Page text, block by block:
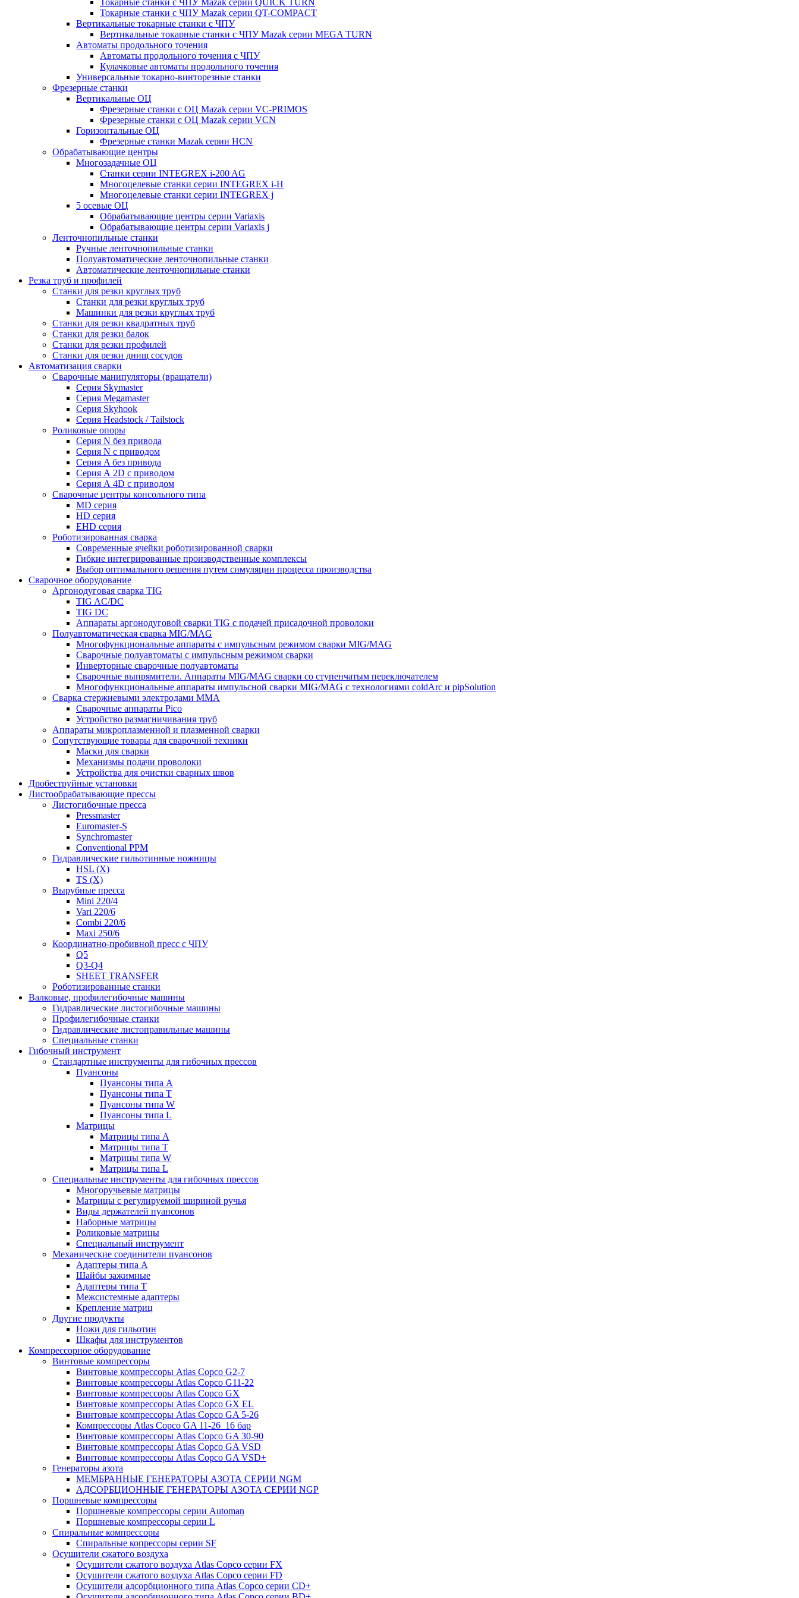
Токарные станки с ЧПУ Mazak серии QT-COMPACT
Вертикальные токарные станки с ЧПУ
Вертикальные токарные станки с ЧПУ Mazak серии MEGA TURN
Автоматы продольного точения
Автоматы продольного точения с ЧПУ
Кулачковые автоматы продольного точения
Универсальные токарно-винторезные станки
Фрезерные станки
Вертикальные ОЦ
Фрезерные станки с ОЦ Mazak серии VC-PRIMOS
Фрезерные станки с ОЦ Mazak серии VCN
Горизонтальные ОЦ
Фрезерные станки Mazak серии HCN
Обрабатывающие центры
Многозадачные ОЦ
Cтанки серии INTEGREX i-200 AG
Многоцелевые станки серии INTEGREX i-H
Многоцелевые станки серии INTEGREX j
5 осевые ОЦ
Обрабатывающие центры серии Variaxis
Обрабатывающие центры серии Variaxis j
Ленточнопильные станки
Ручные ленточнопильные станки
Полуавтоматические ленточнопильные станки
Автоматические ленточнопильные станки
Резка труб и профилей
Станки для резки круглых труб
Станки для резки круглых труб
Машинки для резки круглых труб
Станки для резки квадратных труб
Станки для резки балок
Станки для резки профилей
Станки для резки днищ сосудов
Автоматизация сварки
Сварочные манипуляторы (вращатели)
Серия Skymaster
Серия Megamaster
Серия Skyhook
Серия Headstock / Tailstock
Роликовые опоры
Серия N без привода
Серия N с приводом
Серия A без привода
Серия А 2D с приводом
Серия А 4D с приводом
Сварочные центры консольного типа
MD серия
HD серия
EHD серия
Роботизированная сварка
Современные ячейки роботизированной сварки
Гибкие интегрированные производственные комплексы
Выбор оптимального решения путем симуляции процесса производства
Сварочное оборудование
Аргонодуговая сварка TIG
TIG AC/DC
TIG DC
Аппараты аргонодуговой сварки TIG с подачей присадочной проволоки
Полуавтоматическая сварка MIG/MAG
Многофункциональные аппараты с импульсным режимом сварки MIG/MAG
Сварочные полуавтоматы с импульсным режимом сварки
Инверторные сварочные полуавтоматы
Сварочные выпрямители. Аппараты MIG/MAG сварки со ступенчатым переключателем
Многофункциональные аппараты импульсной сварки MIG/MAG с технологиями coldArc и pipSolution
Сварка стержневыми электродами MMA
Сварочные аппараты Pico
Устройство размагничивания труб
Аппараты микроплазменной и плазменной сварки
Сопутствующие товары для сварочной техники
Маски для сварки
Механизмы подачи проволоки
Устройства для очистки сварных швов
Дробеструйные установки
Листообрабатывающие прессы
Листогибочные пресса
Pressmaster
Euromaster-S
Synchromaster
Conventional PPM
Гидравлические гильотинные ножницы
HSL (X)
TS (X)
Вырубные пресса
Mini 220/4
Vari 220/6
Combi 220/6
Maxi 250/6
Координатно-пробивной пресс с ЧПУ
Q5
Q3-Q4
SHEET TRANSFER
Роботизированные станки
Валковые, профилегибочные машины
Гидравлические листогибочные машины
Профилегибочные станки
Гидравлические листоправильные машины
Специальные станки
Гибочный инструмент
Стандартные инструменты для гибочных прессов
Пуансоны
Пуансоны типа A
Пуансоны типа T
Пуансоны типа W
Пуансоны типа L
Матрицы
Матрицы типа A
Матрицы типа T
Матрицы типа W
Матрицы типа L
Специальные инструменты для гибочных прессов
Многоручьевые матрицы
Матрицы с регулируемой шириной ручья
Виды держателей пуансонов
Наборные матрицы
Роликовые матрицы
Специальный инструмент
Механические соединители пуансонов
Адаптеры типа A
Шайбы зажимные
Адаптеры типа T
Межсистемные адаптеры
Крепление матриц
Другие продукты
Ножи для гильотин
Шкафы для инструментов
Компрессорное оборудование
Винтовые компрессоры
Винтовые компрессоры Atlas Copco G2-7
Винтовые компрессоры Atlas Copco G11-22
Винтовые компрессоры Atlas Copco GX
Винтовые компрессоры Atlas Copco GX EL
Винтовые компрессоры Atlas Copco GA 5-26
Компрессоры Atlas Copco GA 11-26_16 бар
Винтовые компрессоры Atlas Copco GA 30-90
Винтовые компрессоры Atlas Copco GA VSD
Винтовые компрессоры Atlas Copco GA VSD+
Генераторы азота
МЕМБРАННЫЕ ГЕНЕРАТОРЫ АЗОТА СЕРИИ NGM
АДСОРБЦИОННЫЕ ГЕНЕРАТОРЫ АЗОТА СЕРИИ NGP
Поршневые компрессоры
Поршневые компрессоры серии Automan
Поршневые компрессоры серии L
Спиральные компрессоры
Спиральные копрессоры серии SF
Осушители сжатого воздуха
Осушители сжатого воздуха Atlas Copco серии FX
Осушители сжатого воздуха Atlas Copco серии FD
Осушители адсорбционного типа Atlas Copco серии СD+